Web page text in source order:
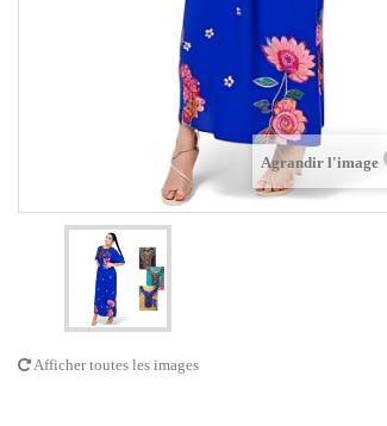
Agrandir l'image
Afficher toutes les images